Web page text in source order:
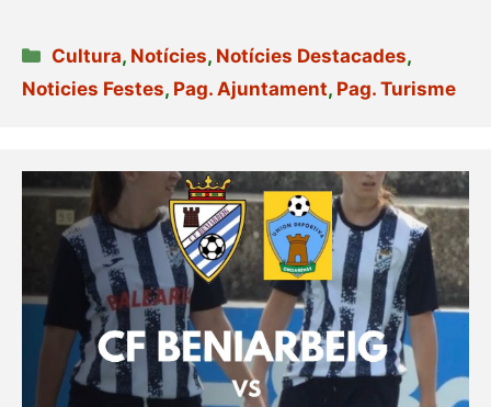
Categories
Cultura, Notícies, Notícies Destacades,
Noticies Festes, Pag. Ajuntament, Pag. Turisme